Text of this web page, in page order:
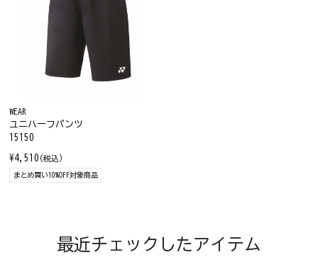
WEAR
ユニハーフパンツ
15150
¥4,510 (税込)
まとめ買い10%OFF対象商品
最近チェックしたアイテム